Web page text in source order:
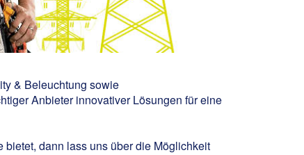
& Beleuchtung sowie
Anbieter innovativer Lösungen für eine
dann lass uns über die Möglichkeit